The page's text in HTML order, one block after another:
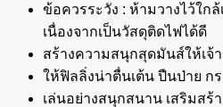
ข้อควรระวัง : ห้ามวางไว้ใก
เนื่องจากเป็นวัสดุติดไฟได้ดี
สร้างความสนุกสุดมันส์ให้เจ้
ให้ฟิลลิ่งน่าตื่นเต้น ปืนป่าย ก
เล่นอย่างสนุกสนาน เสริมสร้